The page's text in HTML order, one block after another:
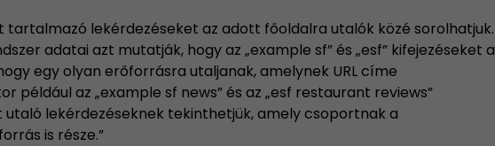
tartalmazó lekérdezéseket az adott főoldalra utalók közé sorolhatjuk.
adatai azt mutatják, hogy az „example sf” és „esf” kifejezéseket a
egy olyan erőforrásra utaljanak, amelynek URL címe
például az „example sf news” és az „esf restaurant reviews”
lekérdezéseknek tekinthetjük, amely csoportnak a
is része.”